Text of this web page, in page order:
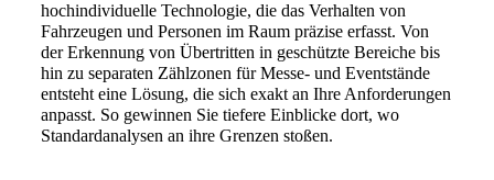
hochindividuelle Technologie, die das Verhalten von
Fahrzeugen und Personen im Raum präzise erfasst. Von
der Erkennung von Übertritten in geschützte Bereiche bis
hin zu separaten Zählzonen für Messe‑ und Eventstände
entsteht eine Lösung, die sich exakt an Ihre Anforderungen
anpasst. So gewinnen Sie tiefere Einblicke dort, wo
Standardanalysen an ihre Grenzen stoßen.